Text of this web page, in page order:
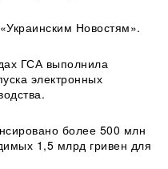
Новостям».
ГСА выполнила
электронных
более 500 млн
1,5 млрд гривен для